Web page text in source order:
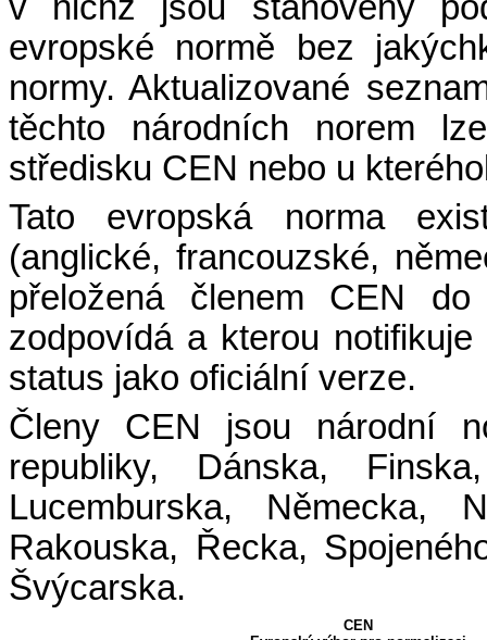
evropské normě bez
normy. Aktualizované
těchto národních norem
středisku CEN nebo u
Tato evropská norma
(anglické, francouzské,
přeložená členem CEN
zodpovídá a kterou
status jako oficiální verze.
Členy CEN jsou národní
republiky, Dánska,
Lucemburska, Německa,
Rakouska, Řecka,
Švýcarska.
CEN